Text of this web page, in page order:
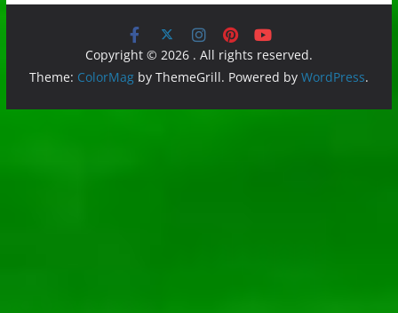
Copyright © 2026 . All rights reserved.
Theme: ColorMagby ThemeGrill. Powered by WordPress.